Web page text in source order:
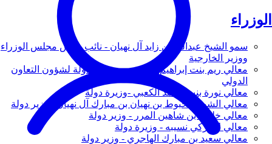
الوزراء
سمو الشيخ عبدالله بن زايد آل نهيان - نائب رئيس مجلس الوزراء
ووزير الخارجية
معالي ريم بنت إبراهيم الهاشمي - وزيرة دولة لشؤون التعاون
الدولي
معالي نورة بنت محمد الكعبي -وزيرة دولة
معالي الشيخ شخبوط بن نهيان بن مبارك آل نهيان - وزير دولة
معالي خليفة بن شاهين المرر - وزير دولة
معالي لانا زكي نسيبه - وزيرة دولة
معالي سعيد بن مبارك الهاجري - وزير دولة